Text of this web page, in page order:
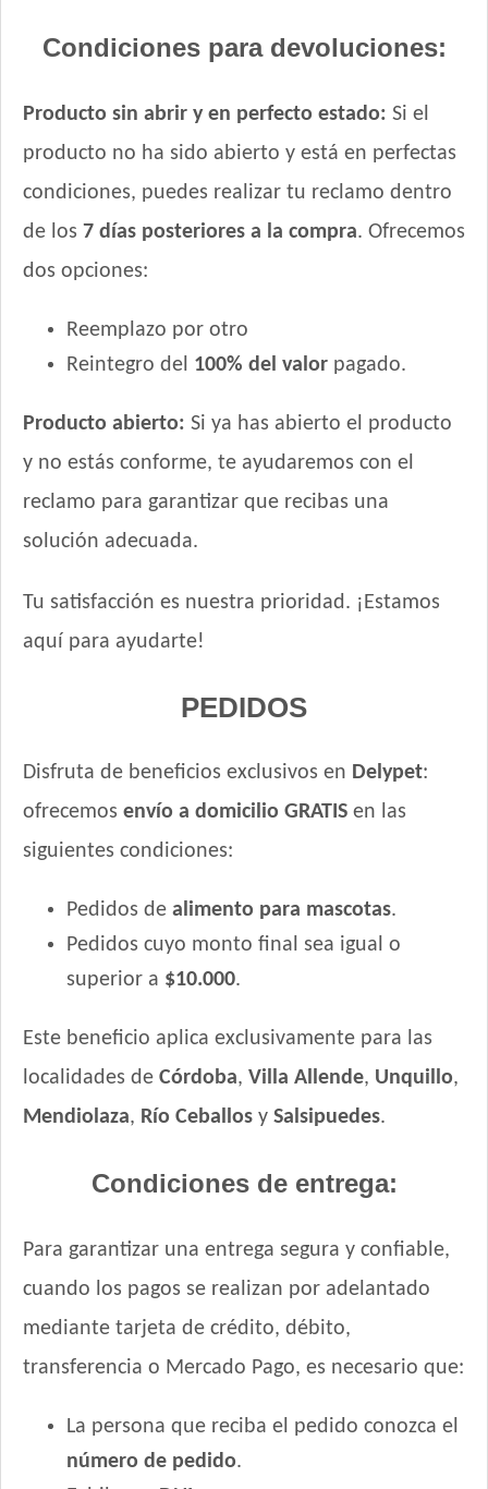
Condiciones para devoluciones:
Producto sin abrir y en perfecto estado: Si el
producto no ha sido abierto y está en perfectas
condiciones, puedes realizar tu reclamo dentro
de los 7 días posteriores a la compra. Ofrecemos
dos opciones:
Reemplazo por otro
Reintegro del 100% del valor pagado.
Producto abierto: Si ya has abierto el producto
y no estás conforme, te ayudaremos con el
reclamo para garantizar que recibas una
solución adecuada.
Tu satisfacción es nuestra prioridad. ¡Estamos
aquí para ayudarte!
PEDIDOS
Disfruta de beneficios exclusivos en Delypet:
ofrecemos envío a domicilio GRATIS en las
siguientes condiciones:
Pedidos de alimento para mascotas.
Pedidos cuyo monto final sea igual o
superior a $10.000.
Este beneficio aplica exclusivamente para las
localidades de Córdoba, Villa Allende, Unquillo,
Mendiolaza, Río Ceballos y Salsipuedes.
Condiciones de entrega:
Para garantizar una entrega segura y confiable,
cuando los pagos se realizan por adelantado
mediante tarjeta de crédito, débito,
transferencia o Mercado Pago, es necesario que:
La persona que reciba el pedido conozca el
número de pedido.